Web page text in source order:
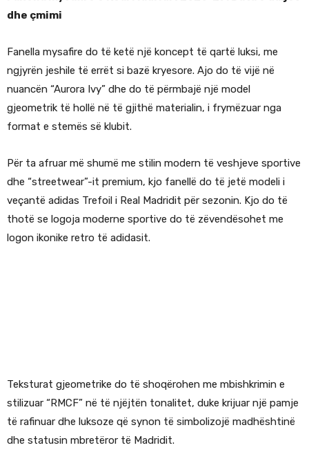
dhe çmimi
Fanella mysafire do të ketë një koncept të qartë luksi, me
ngjyrën jeshile të errët si bazë kryesore. Ajo do të vijë në
nuancën “Aurora Ivy” dhe do të përmbajë një model
gjeometrik të hollë në të gjithë materialin, i frymëzuar nga
format e stemës së klubit.
Për ta afruar më shumë me stilin modern të veshjeve sportive
dhe “streetwear”-it premium, kjo fanellë do të jetë modeli i
veçantë adidas Trefoil i Real Madridit për sezonin. Kjo do të
thotë se logoja moderne sportive do të zëvendësohet me
logon ikonike retro të adidasit.
Teksturat gjeometrike do të shoqërohen me mbishkrimin e
stilizuar “RMCF” në të njëjtën tonalitet, duke krijuar një pamje
të rafinuar dhe luksoze që synon të simbolizojë madhështinë
dhe statusin mbretëror të Madridit.